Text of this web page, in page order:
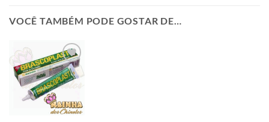
VOCÊ TAMBÉM PODE GOSTAR DE…